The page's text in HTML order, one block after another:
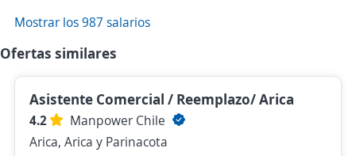
Mostrar los 987 salarios
Ofertas similares
Asistente Comercial / Reemplazo/ Arica
4.2
Manpower Chile
Arica, Arica y Parinacota